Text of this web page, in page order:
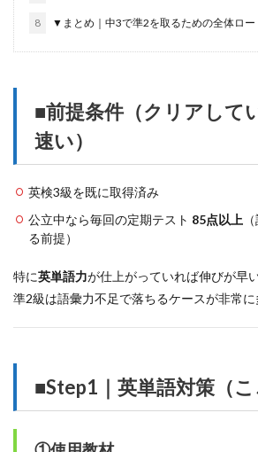
8 ▼まとめ｜中3で準2を取るための全体ロー
■前提条件（クリアして
速い）
英検3級を既に取得済み
公立中なら毎回の定期テスト 85点以上
る前提）
特に英単語力が仕上がっていれば伸びが早い
準2級は語彙力不足で落ちるケースが非常に
■Step1｜英単語対策（こ